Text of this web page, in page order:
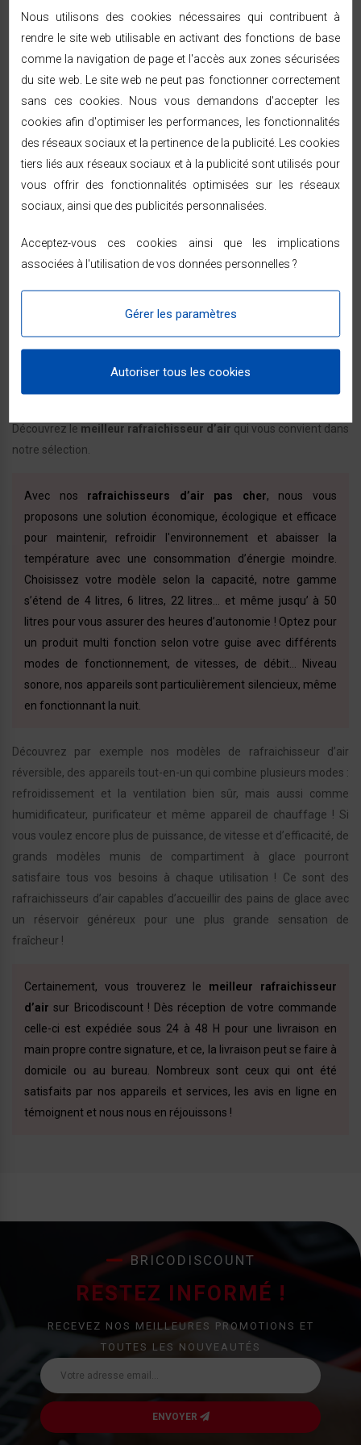
rafraichisseur d’air est complètement mobile et peut donc
vous rafraichir là où vous vous trouvez, pour peu qu’une prise
électrique soit à proximité. Et en dernier et pas le moindre, le
rafraichisseur d’air est particulièrement recommandé pour
les personnes sensibles à la sécheresse de l'environnement
produite par certains types de climatisation.
Découvrez une large gamme de
rafraichisseurs d’air pas cher sur
Bricodiscount vous propose plusieurs choix de rafraichisseurs
particulièrement économiques à l’achat (prix) et à l’usage (moins
surface), fiables dans la mesure où leur mécanisme de
Découvrez le meilleur rafraichisseur d’air qui vous convient dans
notre sélection.
Avec nos rafraichisseurs d’air pas cher, nous vous
proposons une solution économique, écologique et efficace
pour maintenir, refroidir l'environnement et abaisser la
température avec une consommation d’énergie moindre.
Choisissez votre modèle selon la capacité, notre gamme
s’étend de 4 litres, 6 litres, 22 litres… et même jusqu’ à 50
litres pour vous assurer des heures d’autonomie ! Optez pour
un produit multi fonction selon votre guise avec différents
modes de fonctionnement, de vitesses, de débit… Niveau
sonore, nos appareils sont particulièrement silencieux, même
en fonctionnant la nuit.
Découvrez par exemple nos modèles de rafraichisseur d’air
réversible, des appareils tout-en-un qui combine plusieurs modes :
refroidissement et la ventilation bien sûr, mais aussi comme
humidificateur, purificateur et même appareil de chauffage ! Si
vous voulez encore plus de puissance, de vitesse et d’efficacité, de
grands modèles munis de compartiment à glace pourront
satisfaire tous vos besoins à chaque utilisation ! Ce sont des
rafraichisseurs d’air capables d’accueillir des pains de glace avec
un réservoir généreux pour une plus grande sensation de
fraîcheur !
Certainement, vous trouverez le meilleur rafraichisseur
d’airsur Bricodiscount ! Dès réception de votre commande
celle-ci est expédiée sous 24 à 48 H pour une livraison en
main propre contre signature, et ce, la livraison peut se faire à
domicile ou au bureau. Nombreux sont ceux qui ont été
satisfaits par nos appareils et services, les avis en ligne en
témoignent et nous nous en réjouissons !
BRICODISCOUNT
RESTEZ INFORMÉ !
RECEVEZ NOS MEILLEURES PROMOTIONS ET
TOUTES LES NOUVEAUTÉS
ENVOYER
Nous utilisons des cookies nécessaires qui contribuent à
rendre le site web utilisable en activant des fonctions de base
comme la navigation de page et l'accès aux zones sécurisées
du site web. Le site web ne peut pas fonctionner correctement
sans ces cookies. Nous vous demandons d'accepter les
cookies afin d'optimiser les performances, les fonctionnalités
des réseaux sociaux et la pertinence de la publicité. Les cookies
tiers liés aux réseaux sociaux et à la publicité sont utilisés pour
vous offrir des fonctionnalités optimisées sur les réseaux
sociaux, ainsi que des publicités personnalisées.
Acceptez-vous ces cookies ainsi que les implications
associées à l'utilisation de vos données personnelles ?
Gérer les paramètres
Autoriser tous les cookies